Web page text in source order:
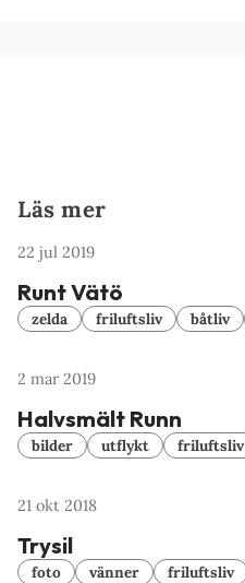
Läs mer
22 jul 2019
Runt Vätö
zelda friluftsliv båtliv
2 mar 2019
Halvsmält Runn
bilder utflykt friluftsliv
21 okt 2018
Trysil
foto vänner friluftsliv